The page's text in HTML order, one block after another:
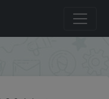
Type-C to USB 3.0